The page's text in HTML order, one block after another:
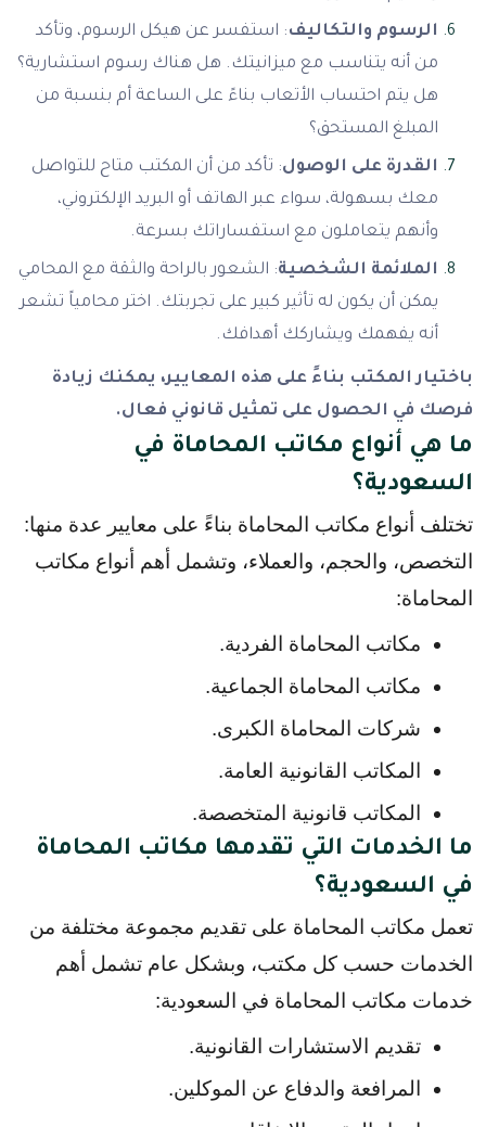
الرسوم والتكاليف: استفسر عن هيكل الرسوم، وتأكد
من أنه يتناسب مع ميزانيتك. هل هناك رسوم استشارية؟
هل يتم احتساب الأتعاب بناءً على الساعة أم بنسبة من
المبلغ المستحق؟
القدرة على الوصول: تأكد من أن المكتب متاح للتواصل
معك بسهولة، سواء عبر الهاتف أو البريد الإلكتروني،
وأنهم يتعاملون مع استفساراتك بسرعة.
الملائمة الشخصية: الشعور بالراحة والثقة مع المحامي
يمكن أن يكون له تأثير كبير على تجربتك. اختر محامياً تشعر
أنه يفهمك ويشاركك أهدافك.
باختيار المكتب بناءً على هذه المعايير، يمكنك زيادة
فرصك في الحصول على تمثيل قانوني فعال.
ما هي أنواع مكاتب المحاماة في
السعودية؟
المحاماة:
مكاتب المحاماة الفردية.
مكاتب المحاماة الجماعية.
شركات المحاماة الكبرى.
المكاتب القانونية العامة.
المكاتب قانونية المتخصصة.
ما الخدمات التي تقدمها مكاتب المحاماة
في السعودية؟
خدمات مكاتب المحاماة في السعودية:
تقديم الاستشارات القانونية.
المرافعة والدفاع عن الموكلين.